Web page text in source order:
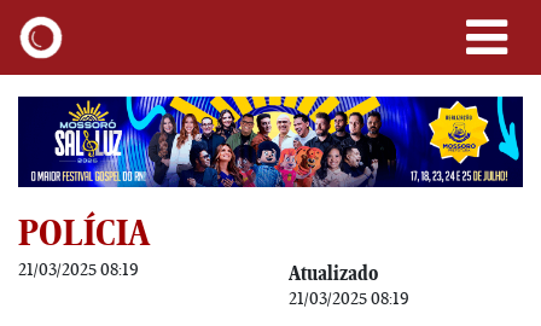
POLÍCIA
21/03/2025 08:19 Atualizado
21/03/2025 08:19